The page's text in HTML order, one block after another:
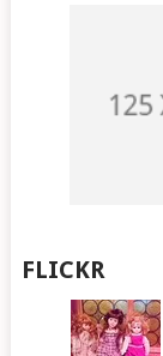
FLICKR